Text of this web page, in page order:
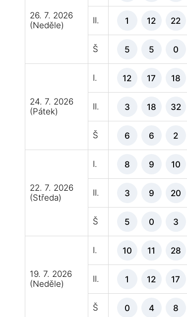
26. 7. 2026
(Neděle)
II. 1 12 22
Š 5 5 0
24. 7. 2026
(Pátek)
I. 12 17 18
II. 3 18 32
Š 6 6 2
22. 7. 2026
(Středa)
I. 8 9 10
II. 3 9 20
Š 5 0 3
19. 7. 2026
(Neděle)
I. 10 11 28
II. 1 12 17
Š 0 4 8